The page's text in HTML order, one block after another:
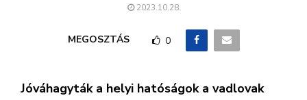
2023.10.28.
MEGOSZTÁS 0
Jóváhagyták a helyi hatóságok a vadlovak